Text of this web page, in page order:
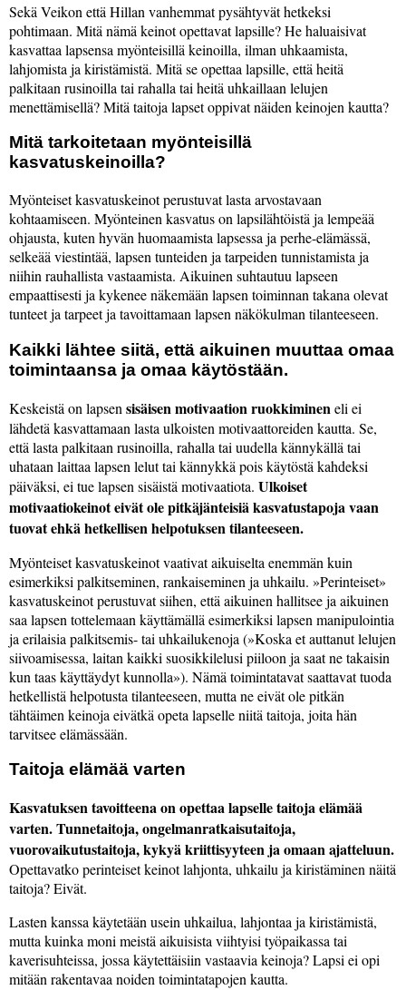
Sekä Veikon että Hillan vanhemmat pysähtyvät hetkeksi
pohtimaan. Mitä nämä keinot opettavat lapsille? He haluaisivat
kasvattaa lapsensa myönteisillä keinoilla, ilman uhkaamista,
lahjomista ja kiristämistä. Mitä se opettaa lapsille, että heitä
palkitaan rusinoilla tai rahalla tai heitä uhkaillaan lelujen
menettämisellä? Mitä taitoja lapset oppivat näiden keinojen kautta?
Mitä tarkoitetaan myönteisillä
kasvatuskeinoilla?
Myönteiset kasvatuskeinot perustuvat lasta arvostavaan
kohtaamiseen. Myönteinen kasvatus on lapsilähtöistä ja lempeää
ohjausta, kuten hyvän huomaamista lapsessa ja perhe-elämässä,
selkeää viestintää, lapsen tunteiden ja tarpeiden tunnistamista ja
niihin rauhallista vastaamista. Aikuinen suhtautuu lapseen
empaattisesti ja kykenee näkemään lapsen toiminnan takana olevat
tunteet ja tarpeet ja tavoittamaan lapsen näkökulman tilanteeseen.
Kaikki lähtee siitä, että aikuinen muuttaa omaa
toimintaansa ja omaa käytöstään.
Keskeistä on lapsen sisäisen motivaation ruokkimineneli ei
lähdetä kasvattamaan lasta ulkoisten motivaattoreiden kautta. Se,
että lasta palkitaan rusinoilla, rahalla tai uudella kännykällä tai
uhataan laittaa lapsen lelut tai kännykkä pois käytöstä kahdeksi
päiväksi, ei tue lapsen sisäistä motivaatiota. Ulkoiset
motivaatiokeinot eivät ole pitkäjänteisiä kasvatustapoja vaan
tuovat ehkä hetkellisen helpotuksen tilanteeseen.
Myönteiset kasvatuskeinot vaativat aikuiselta enemmän kuin
esimerkiksi palkitseminen, rankaiseminen ja uhkailu.
Perinteiset
kasvatuskeinot perustuvat siihen, että aikuinen hallitsee ja aikuinen
saa lapsen tottelemaan käyttämällä esimerkiksi lapsen manipulointia
ja erilaisia palkitsemis- tai uhkailukenoja ( Koska et auttanut lelujen
siivoamisessa, laitan kaikki suosikkilelusi piiloon ja saat ne takaisin
kun taas käyttäydyt kunnolla ). Nämä toimintatavat saattavat tuoda
hetkellistä helpotusta tilanteeseen, mutta ne eivät ole pitkän
tähtäimen keinoja eivätkä opeta lapselle niitä taitoja, joita hän
tarvitsee elämässään.
Taitoja elämää varten
Kasvatuksen tavoitteena on opettaa lapselle taitoja elämää
varten. Tunnetaitoja, ongelmanratkaisutaitoja,
vuorovaikutustaitoja, kykyä kriittisyyteen ja omaan ajatteluun.
Opettavatko perinteiset keinot lahjonta, uhkailu ja kiristäminen näitä
taitoja? Eivät.
Lasten kanssa käytetään usein uhkailua, lahjontaa ja kiristämistä,
mutta kuinka moni meistä aikuisista viihtyisi työpaikassa tai
kaverisuhteissa, jossa käytettäisiin vastaavia keinoja? Lapsi ei opi
mitään rakentavaa noiden toimintatapojen kautta.